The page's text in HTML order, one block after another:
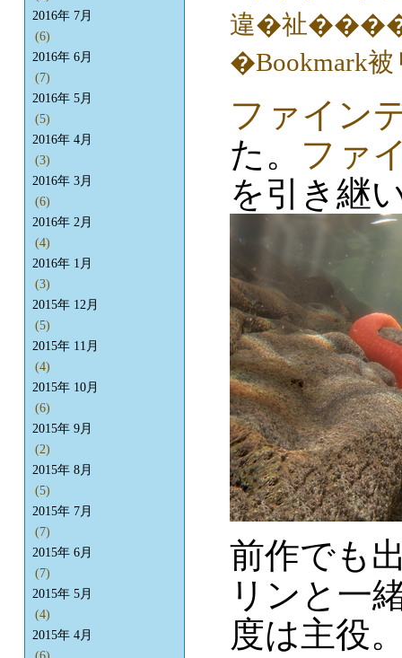
ファイン
た。 ファ
を引き継
前作でも
リンと一
度は主役
2016年 7月
(6)
2016年 6月
(7)
2016年 5月
(5)
2016年 4月
(3)
2016年 3月
(6)
2016年 2月
(4)
2016年 1月
(3)
2015年 12月
(5)
2015年 11月
(4)
2015年 10月
(6)
2015年 9月
(2)
2015年 8月
(5)
2015年 7月
(7)
2015年 6月
(7)
2015年 5月
(4)
2015年 4月